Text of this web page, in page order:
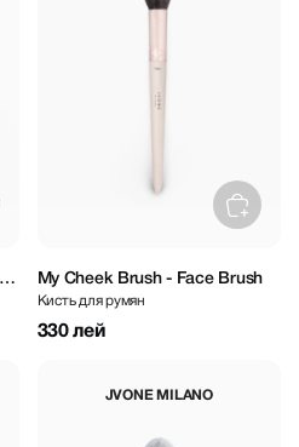
My Cheek Brush - Face Brush
Кисть для румян
330 лей
JVONE MILANO